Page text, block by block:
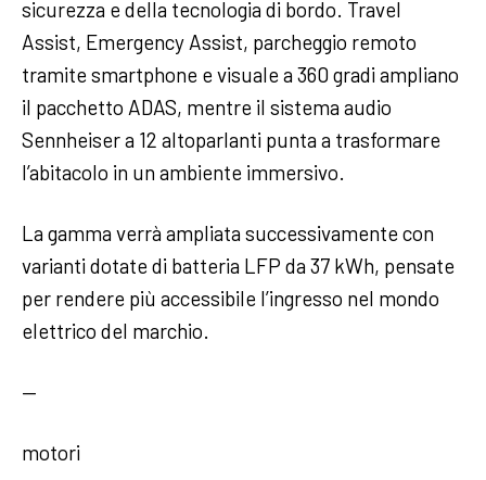
sicurezza e della tecnologia di bordo. Travel
Assist, Emergency Assist, parcheggio remoto
tramite smartphone e visuale a 360 gradi ampliano
il pacchetto ADAS, mentre il sistema audio
Sennheiser a 12 altoparlanti punta a trasformare
l’abitacolo in un ambiente immersivo.
La gamma verrà ampliata successivamente con
varianti dotate di batteria LFP da 37 kWh, pensate
per rendere più accessibile l’ingresso nel mondo
elettrico del marchio.
—
motori